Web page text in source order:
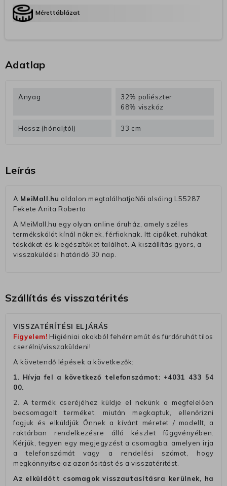
Mérettáblázat
Adatlap
Anyag
32% poliészter
68% viszkóz
Hossz (hónaljtól) 33 cm
Leírás
A MeiMall.hu oldalon megtalálhatjaNői alsóing L55287
Fekete Anita Roberto
A MeiMall.hu egy olyan online áruház, amely széles
termékskálát kínál nőknek, férfiaknak. Itt cipőket, ruhákat,
táskákat és kiegészítőket találhat. A kiszállítás gyors, a
visszaküldési határidő 30 nap.
Szállítás és visszatérités
VISSZATÉRÍTÉSI ELJÁRÁS
Figyelem! Higiéniai okokból fehérneműt és fürdőruhát tilos
cserélni/visszaküldeni!
A követendő lépések a következők:
1. Hívja fel a következő telefonszámot: +4031 433 54
00.
2. A termék cseréjéhez küldje el nekünk a megfelelően
becsomagolt terméket, miután megkaptuk, ellenőrizni
fogjuk és elküldjük Önnek a kívánt méretet / modellt, a
raktárban rendelkezésre álló készlet függvényében.
Kérjük, tegyen egy megjegyzést a csomagba, amelyen irja
a telefonszámát vagy a rendelési számot, hogy
megkönnyitse az azonósitást és a visszatéritést.
Az elküldött csomagok visszautasításra kerülnek, ha